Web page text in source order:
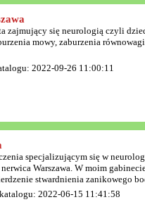
zajmujący się neurologią czyli
mowy, zaburzenia
2022-09-26 11:00:11
specjalizującym się w
Warszawa. W moim
stwardnienia zanikowego
2022-06-15 11:41:58